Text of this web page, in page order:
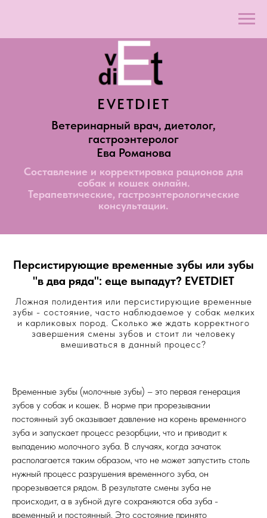
EVETDIET
Ветеринарный врач, диетолог,
гастроэнтеролог
Ева Романова
Составление и корректировка рационов для
собак и кошек онлайн.
Терапевтические, гастроэнтерологические
консультации.
Персистирующие временные зубы или зубы
"в два ряда": еще выпадут? EVETDIET
Ложная полидентия или персистирующие временные
зубы - состояние, часто наблюдаемое у собак мелких
и карликовых пород. Сколько же ждать корректного
завершения смены зубов и стоит ли человеку
вмешиваться в данный процесс?
Временные зубы (молочные зубы) – это первая генерация
зубов у собак и кошек. В норме при прорезывании
постоянный зуб оказывает давление на корень временного
зуба и запускает процесс резорбции, что и приводит к
выпадению молочного зуба. В случаях, когда зачаток
располагается таким образом, что не может запустить столь
нужный процесс разрушения временного зуба, он
прорезывается рядом. В результате смены зуба не
происходит, а в зубной дуге сохраняются оба зуба -
временный и постоянный. Это состояние принято